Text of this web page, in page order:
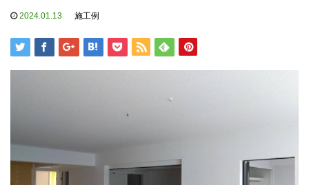
2024.01.13 施工例